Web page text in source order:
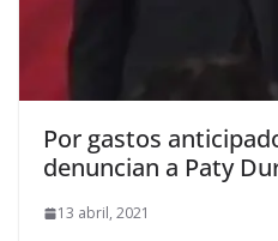
Por gastos
denuncian a Paty
13 abril, 2021